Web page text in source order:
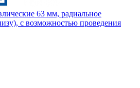
63 мм, радиальное
с возможностью проведения